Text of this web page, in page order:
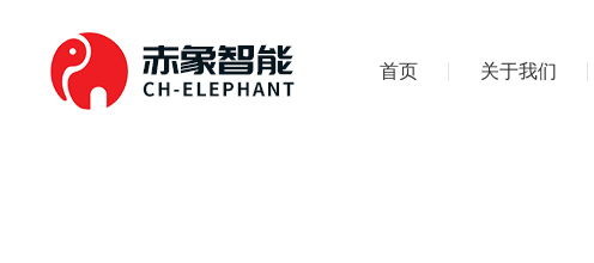
首页 关于我们